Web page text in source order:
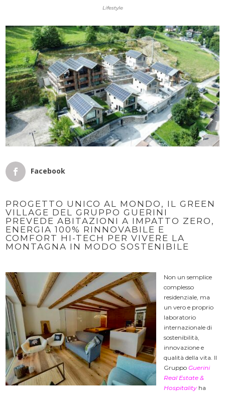
Lifestyle
Facebook
PROGETTO UNICO AL MONDO, IL GREEN
VILLAGE DEL GRUPPO GUERINI
PREVEDE ABITAZIONI A IMPATTO ZERO,
ENERGIA 100% RINNOVABILE E
COMFORT HI-TECH PER VIVERE LA
MONTAGNA IN MODO SOSTENIBILE
Non un semplice
complesso
residenziale, ma
un vero e proprio
laboratorio
internazionale di
sostenibilità,
innovazione e
qualità della vita. Il
GruppoGuerini
Real Estate &
Hospitality ha